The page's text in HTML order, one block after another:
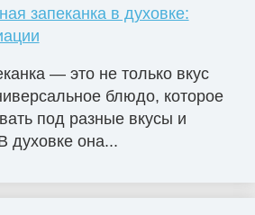
запеканка в духовке:
— это не только вкус
блюдо, которое
под разные вкусы и
духовке она...